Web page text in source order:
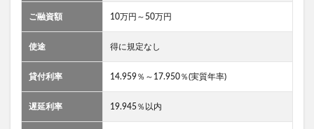
ご融資額 10万円～50万円
使途 得に規定なし
貸付利率 14.959％～17.950％(実質年率)
遅延利率 19.945％以内